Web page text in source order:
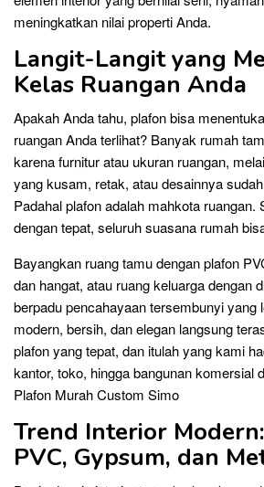
meningkatkan nilai properti Anda.
Langit-Langit yang
Kelas Ruangan Anda
Apakah Anda tahu, plafon bisa
ruangan Anda terlihat? Banyak rumah
karena furnitur atau ukuran ruangan,
yang kusam, retak, atau desainnya
Padahal plafon adalah mahkota ruangan.
dengan tepat, seluruh suasana rumah
Bayangkan ruang tamu dengan plafon
dan hangat, atau ruang keluarga dengan
berpadu pencahayaan tersembunyi yang
modern, bersih, dan elegan langsung
plafon yang tepat, dan itulah yang kami
kantor, toko, hingga bangunan komersial
Plafon Murah Custom Simo
Trend Interior
PVC, Gypsum, dan